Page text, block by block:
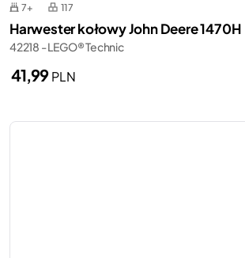
7+ 117
Harwester kołowy John Deere 1470H
42218 - LEGO® Technic
41,99PLN